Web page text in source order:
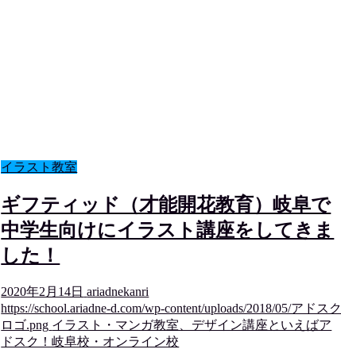
イラスト教室
ギフティッド（才能開花教育）岐阜で
中学生向けにイラスト講座をしてきま
した！
2020年2月14日 ariadnekanri
https://school.ariadne-d.com/wp-content/uploads/2018/05/アドスク
ロゴ.png イラスト・マンガ教室、デザイン講座といえばア
ドスク！岐阜校・オンライン校